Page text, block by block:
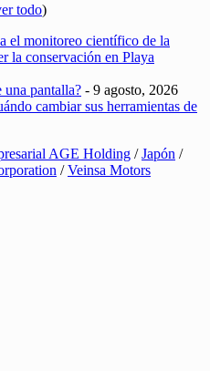
todo)
el monitoreo científico de la
la conservación en Playa
una pantalla? - 9 agosto, 2026
cambiar sus herramientas de
AGE Holding /Japón /
/Veinsa Motors